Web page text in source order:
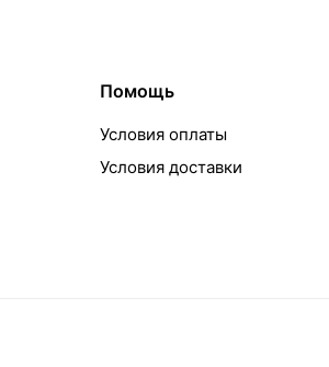
Помощь
Условия оплаты
Условия доставки